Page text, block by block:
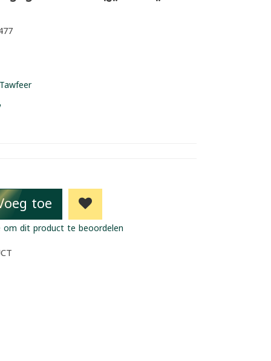
Tawfeer
toe
om dit product te beoordelen